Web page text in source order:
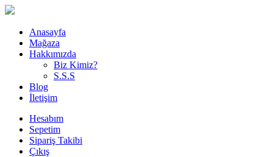
Anasayfa
Mağaza
Hakkımızda
Biz Kimiz?
S.S.S
Blog
İletişim
Hesabım
Sepetim
Sipariş Takibi
Çıkış